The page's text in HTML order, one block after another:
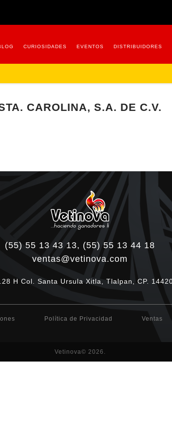
CURIOSIDADES EVENTOS DISTRIBUIDORES
CAROLINA, S.A. DE C.V.
(55) 55 13 43 13, (55) 55 13 44 18
ventas@vetinova.com
H Col. Santa Ursula Xitla, Tlalpan, CP.
Política de Privacidad Ventas
Vetinova© 2026.